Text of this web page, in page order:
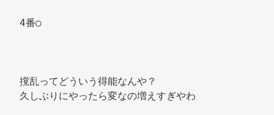
4番○
撹乱ってどういう得能なんや？
久しぶりにやったら変なの増えすぎやわ